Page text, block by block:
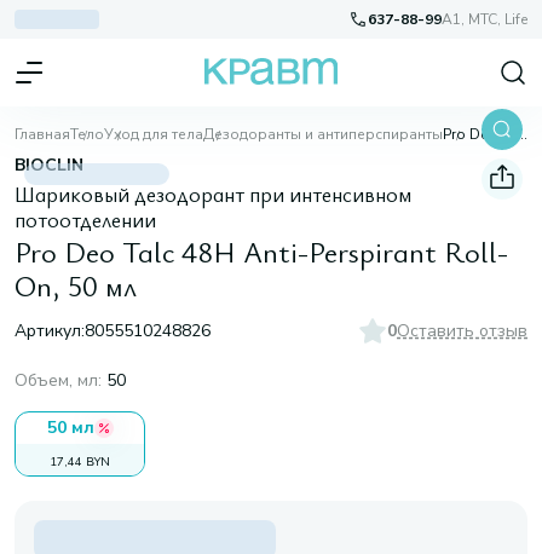
637-88-99A1, МТС, Life
ГлавнаяТелоУход для телаДезодоранты и антиперспиранты Pro Deo Talc 48H Anti-Perspirant Roll-On, 50 мл
BIOCLIN
Шариковый дезодорант при интенсивном
потоотделении
Pro Deo Talc 48H Anti-Perspirant Roll-
On, 50 мл
Артикул:8055510248826 0Оставить отзыв
Объем, мл: 50
50 мл
17,44 BYN